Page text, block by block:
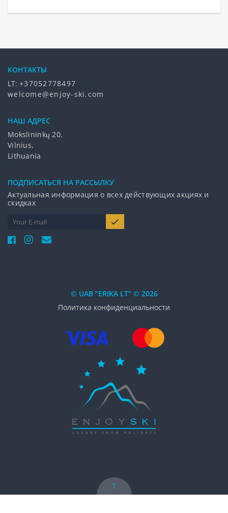
КОНТАКТЫ
LT: +37052778497
welcome@enjoy-ski.com
НАШ АДРЕС
Mokslininkų 20,
Vilnius,
Lithuania
ПОДПИCАТЬСЯ НА РАССЫЛКУ
Актуальная информация о всех действующих акциях и
скидках
© UAB “ERIKA LT” © 2026
Политика конфиденциальности
↑